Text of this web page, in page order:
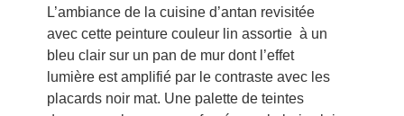
L’ambiance de la cuisine d’antan revisitée
avec cette peinture couleur lin assortie à un
bleu clair sur un pan de mur dont l’effet
lumière est amplifié par le contraste avec les
placards noir mat. Une palette de teintes